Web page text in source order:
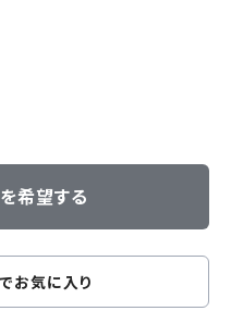
希望する
お気に入り